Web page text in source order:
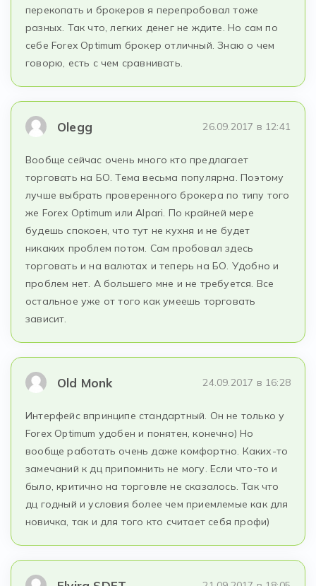
перекопать и брокеров я перепробовал тоже
разных. Так что, легких денег не ждите. Но сам по
себе Forex Optimum брокер отличный. Знаю о чем
говорю, есть с чем сравнивать.
Olegg 26.09.2017 в 12:41
Вообще сейчас очень много кто предлагает
торговать на БО. Тема весьма популярна. Поэтому
лучше выбрать проверенного брокера по типу того
же Forex Optimum или Alpari. По крайней мере
будешь спокоен, что тут не кухня и не будет
никаких проблем потом. Сам пробовал здесь
торговать и на валютах и теперь на БО. Удобно и
проблем нет. А большего мне и не требуется. Все
остальное уже от того как умеешь торговать
зависит.
Old Monk 24.09.2017 в 16:28
Интерфейс впринципе стандартный. Он не только у
Forex Optimum удобен и понятен, конечно) Но
вообще работать очень даже комфортно. Каких-то
замечаний к дц припомнить не могу. Если что-то и
было, критично на торговле не сказалось. Так что
дц годный и условия более чем приемлемые как для
новичка, так и для того кто считает себя профи)